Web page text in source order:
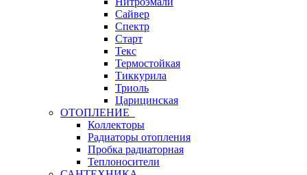
Сайвер
Спектр
Старт
Текс
Термостойкая
Тиккурила
Триоль
Царицинская
ОТОПЛЕНИЕ
Коллекторы
Радиаторы отопления
Пробка радиаторная
Теплоносители